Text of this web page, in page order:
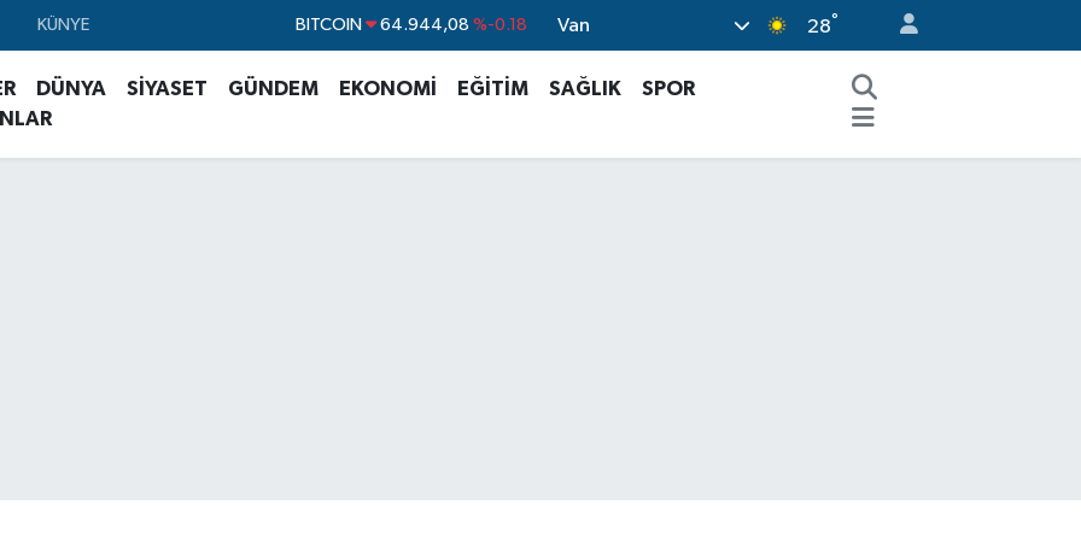
KÜNYE DOLAR 47,7436 %0.18
GRAM ALTIN 6660.55 %0.03
Van 28°
DÜNYA SİYASET GÜNDEM EKONOMİ EĞİTİM SAĞLIK
SPOR